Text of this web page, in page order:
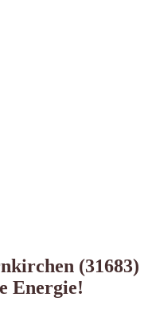
(31683)
Energie!